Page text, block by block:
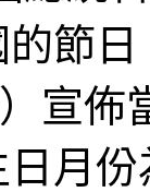
節
）宣
月